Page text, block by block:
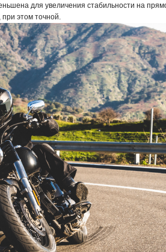
для увеличения стабильности на
при этом точной.